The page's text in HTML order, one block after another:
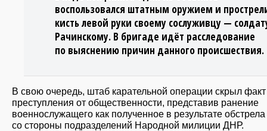
воспользовался штатным оружием и
кисть левой руки своему сослуживцу —
Рачинскому. В бригаде идёт расследование
по выяснению причин данного происшествия.
В свою очередь, штаб карательной операции скрыл факт
преступления от общественности, представив ранение
военнослужащего как полученное в результате обстрела
со стороны подразделений Народной милиции ДНР.